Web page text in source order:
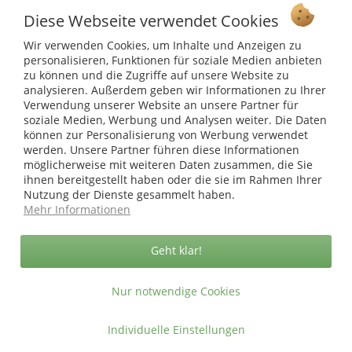
Rolle in 26,0 m Länge
Höhe 19 cm
beidseitig bedruckt
Zubehör:Omega Klemmschienen (nicht im Lieferumfang
enthalten)
mit der Schere zuschneidbar
Service Hotline
Shop Service
Informationen
* bei Paketversand. Alle Preise inkl. gesetzl. Mehrwertsteuer zzgl.
Versandkosten.
Copyright © afp marketing gmbh - Alle Rechte vorbehalten
Diese Webseite verwendet Cookies
Wir verwenden Cookies, um Inhalte und Anzeigen zu
personalisieren, Funktionen für soziale Medien anbieten
zu können und die Zugriffe auf unsere Website zu
analysieren. Außerdem geben wir Informationen zu Ihrer
Verwendung unserer Website an unsere Partner für
soziale Medien, Werbung und Analysen weiter. Die Daten
können zur Personalisierung von Werbung verwendet
werden. Unsere Partner führen diese Informationen
möglicherweise mit weiteren Daten zusammen, die Sie
ihnen bereitgestellt haben oder die sie im Rahmen Ihrer
Nutzung der Dienste gesammelt haben.
Mehr Informationen
Nur notwendige Cookies
Geht klar!
Individuelle Einstellungen